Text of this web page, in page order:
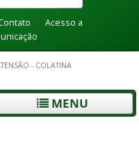
Acesso a
- COLATINA
MENU